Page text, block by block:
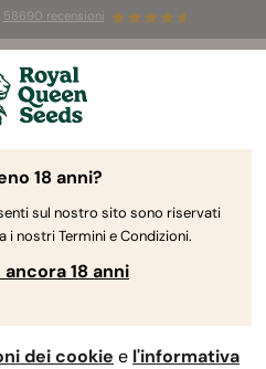
58690 recensioni
Fino al 50% di sconto
⏤
Blog
18 anni?
sul nostro sito sono riservati
i nostri Termini e Condizioni.
18 anni
dei cookie e l'informativa